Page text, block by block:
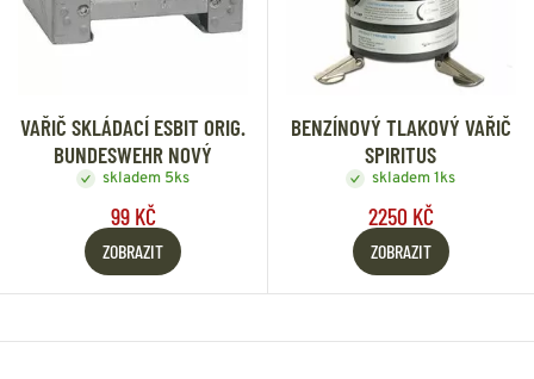
VAŘIČ SKLÁDACÍ ESBIT ORIG.
BUNDESWEHR NOVÝ
skladem 5ks
99 KČ
ZOBRAZIT
BENZÍNOVÝ TLAKOVÝ VAŘIČ
SPIRITUS
skladem 1ks
2250 KČ
ZOBRAZIT